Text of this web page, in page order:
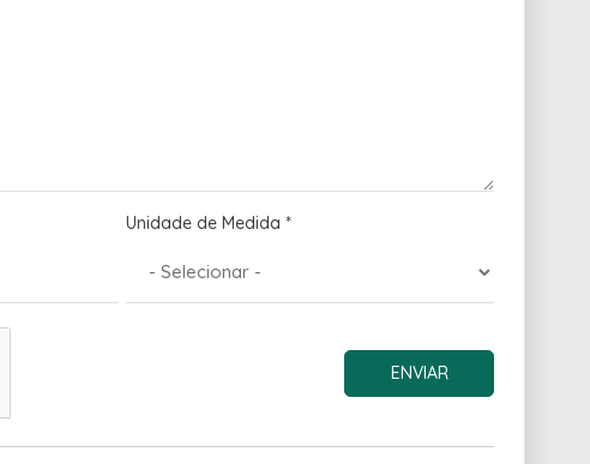
Unidade de Medida *
ENVIAR